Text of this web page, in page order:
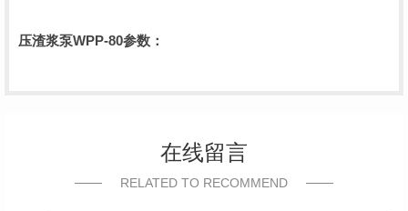
压渣浆泵WPP-80参数：
在线留言
RELATED TO RECOMMEND